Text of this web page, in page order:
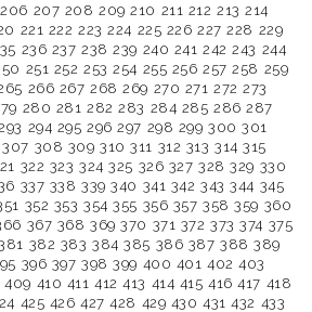
206 207 208 209 210 211 212 213 214
221 222 223 224 225 226 227 228 229
236 237 238 239 240 241 242 243 244
251 252 253 254 255 256 257 258 259
266 267 268 269 270 271 272 273
280 281 282 283 284 285 286 287
294 295 296 297 298 299 300 301
307 308 309 310 311 312 313 314 315
322 323 324 325 326 327 328 329 330
337 338 339 340 341 342 343 344 345
352 353 354 355 356 357 358 359 360
367 368 369 370 371 372 373 374 375
382 383 384 385 386 387 388 389
396 397 398 399 400 401 402 403
409 410 411 412 413 414 415 416 417 418
425 426 427 428 429 430 431 432 433